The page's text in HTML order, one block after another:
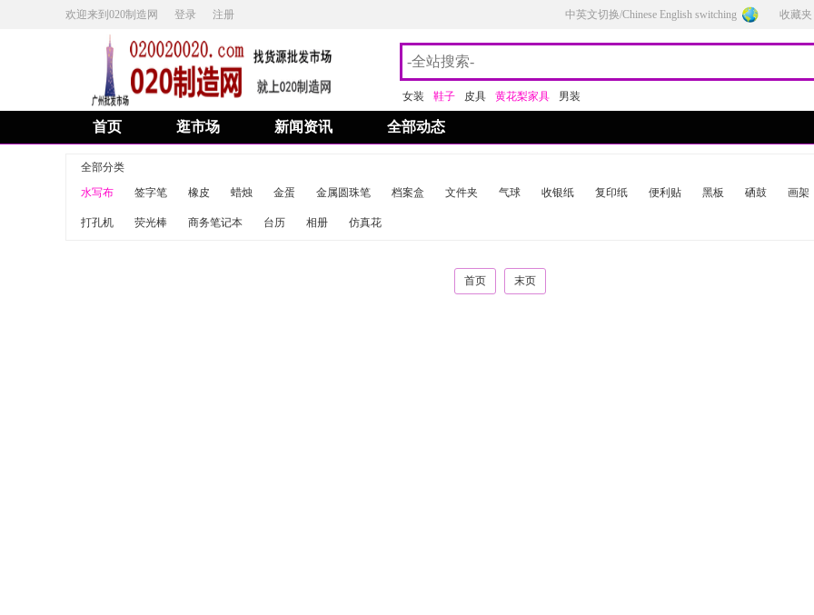
欢迎来到020制造网 登录 注册 中英文切换/Chinese English switching 收藏夹
女装 鞋子 皮具 黄花梨家具 男装
首页 逛市场 新闻资讯 全部动态
全部分类
水写布
签字笔 橡皮 蜡烛 金蛋 金属圆珠笔 档案盒 文件夹 气球 收银纸 复印纸 便利贴 黑板 硒鼓 画架
打孔机 荧光棒 商务笔记本 台历 相册 仿真花
首页 末页